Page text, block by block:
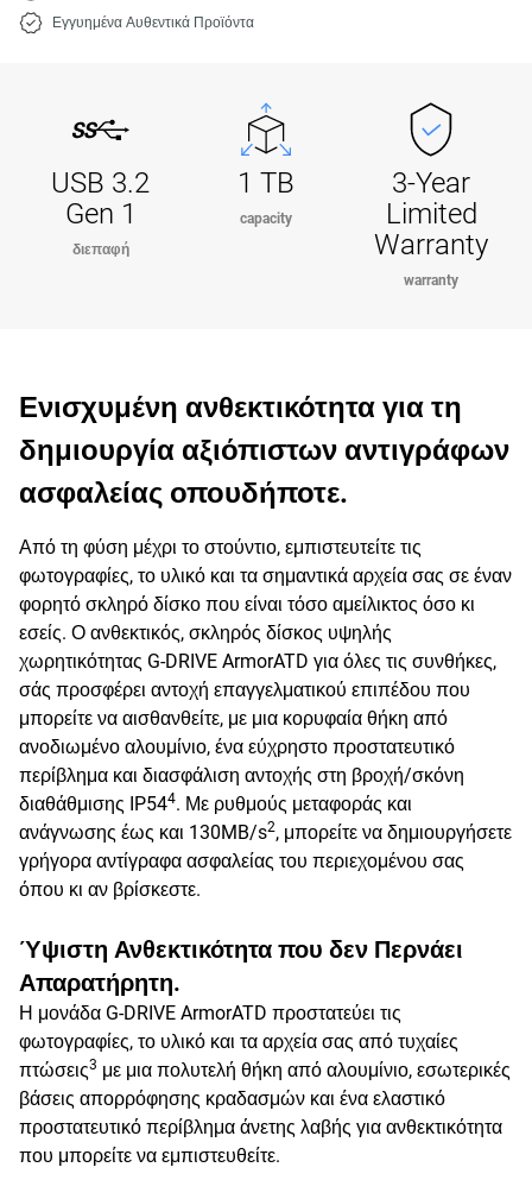
Εγγυημένα Αυθεντικά Προϊόντα
USB 3.2
Gen 1
διεπαφή
1 TB
capacity
3-Year
Limited
Warranty
warranty
Ενισχυμένη ανθεκτικότητα για τη
δημιουργία αξιόπιστων αντιγράφων
ασφαλείας οπουδήποτε.
Από τη φύση μέχρι το στούντιο, εμπιστευτείτε τις
φωτογραφίες, το υλικό και τα σημαντικά αρχεία σας σε έναν
φορητό σκληρό δίσκο που είναι τόσο αμείλικτος όσο κι
εσείς. Ο ανθεκτικός, σκληρός δίσκος υψηλής
χωρητικότητας G-DRIVE ArmorATD για όλες τις συνθήκες,
σάς προσφέρει αντοχή επαγγελματικού επιπέδου που
μπορείτε να αισθανθείτε, με μια κορυφαία θήκη από
ανοδιωμένο αλουμίνιο, ένα εύχρηστο προστατευτικό
περίβλημα και διασφάλιση αντοχής στη βροχή/σκόνη
διαθάθμισης IP544. Με ρυθμούς μεταφοράς και
ανάγνωσης έως και 130MB/s2, μπορείτε να δημιουργήσετε
γρήγορα αντίγραφα ασφαλείας του περιεχομένου σας
όπου κι αν βρίσκεστε.
Ύψιστη Ανθεκτικότητα που δεν Περνάει
Απαρατήρητη.
Η μονάδα G-DRIVE ArmorATD προστατεύει τις
φωτογραφίες, το υλικό και τα αρχεία σας από τυχαίες
πτώσεις3 με μια πολυτελή θήκη από αλουμίνιο, εσωτερικές
βάσεις απορρόφησης κραδασμών και ένα ελαστικό
προστατευτικό περίβλημα άνετης λαβής για ανθεκτικότητα
που μπορείτε να εμπιστευθείτε.